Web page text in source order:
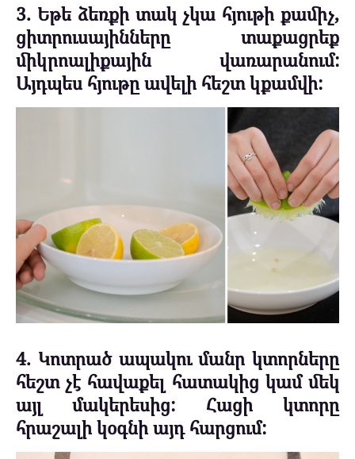
3. Եթե ձեռքի տակ չկա հյութի քամիչ,
ցիտրուսայինները տաքացրեք
միկրոալիքային վառարանում:
Այդպես հյութը ավելի հեշտ կքամվի:
4. Կոտրած ապակու մանր կտորները
հեշտ չէ հավաքել հատակից կամ մեկ
այլ մակերեսից: Հացի կտորը
հրաշալի կօգնի այդ հարցում: